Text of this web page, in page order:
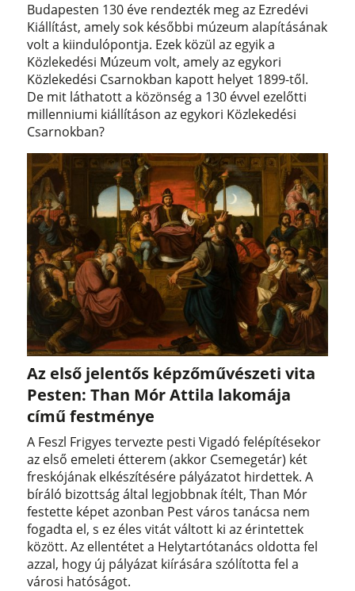
Budapesten 130 éve rendezték meg az Ezredévi
Kiállítást, amely sok későbbi múzeum alapításának
volt a kiindulópontja. Ezek közül az egyik a
Közlekedési Múzeum volt, amely az egykori
Közlekedési Csarnokban kapott helyet 1899-től.
De mit láthatott a közönség a 130 évvel ezelőtti
millenniumi kiállításon az egykori Közlekedési
Csarnokban?
Az első jelentős képzőművészeti vita
Pesten: Than Mór Attila lakomája
című festménye
A Feszl Frigyes tervezte pesti Vigadó felépítésekor
az első emeleti étterem (akkor Csemegetár) két
freskójának elkészítésére pályázatot hirdettek. A
bíráló bizottság által legjobbnak ítélt, Than Mór
festette képet azonban Pest város tanácsa nem
fogadta el, s ez éles vitát váltott ki az érintettek
között. Az ellentétet a Helytartótanács oldotta fel
azzal, hogy új pályázat kiírására szólította fel a
városi hatóságot.